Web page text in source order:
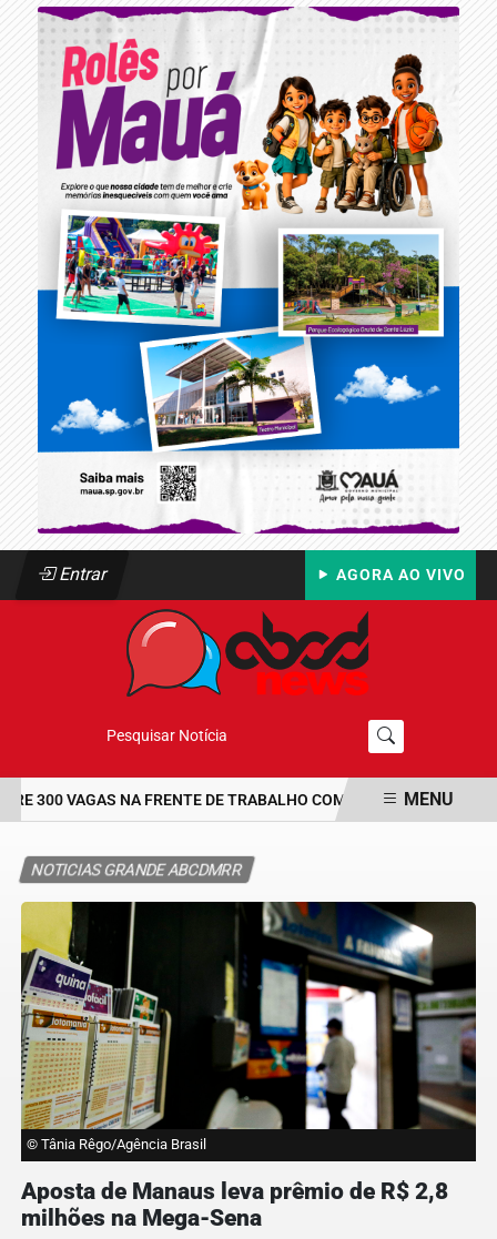
Entrar AGORA AO VIVO
Pesquisar Notícia
300 VAGAS NA FRENTE DE TRABALHO COM BOLSA DE UMMENU
NOTICIAS GRANDE ABCDMRR
© Tânia Rêgo/Agência Brasil
Aposta de Manaus leva prêmio de R$ 2,8
milhões na Mega-Sena